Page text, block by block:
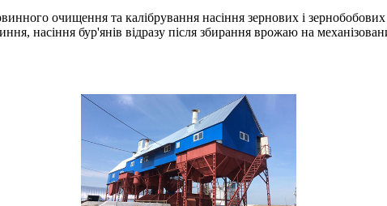
очищення та калібрування насіння зернових і
насіння бур'янів відразу після збирання врожаю на